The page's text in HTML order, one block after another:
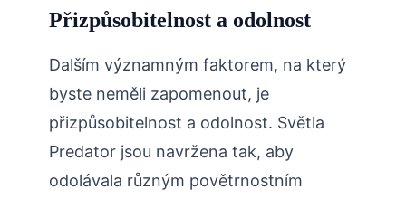
Přizpůsobitelnost a odolnost
Dalším významným faktorem, na který
byste neměli zapomenout, je
přizpůsobitelnost a odolnost. Světla
Predator jsou navržena tak, aby
odolávala různým povětrnostním